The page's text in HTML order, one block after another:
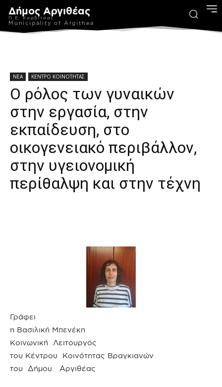
Δήμος Αργιθέας
Π.Ε. Καρδίτσας
Municipality of Argithea
ΝΕΑ ΚΕΝΤΡΟ ΚΟΙΝΟΤΗΤΑΣ
Ο ρόλος των γυναικών
στην εργασία, στην
εκπαίδευση, στο
οικογενειακό περιβάλλον,
στην υγειονομική
περίθαλψη και στην τέχνη
Γράφει
η Βασιλική Μπενέκη
Κοινωνική Λειτουργός
του Κέντρου Κοινότητας Βραγκιανών
του Δήμου Αργιθέας